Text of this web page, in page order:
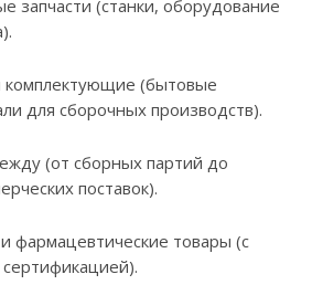
запчасти (станки, оборудование
комплектующие (бытовые
для сборочных производств).
(от сборных партий до
поставок).
фармацевтические товары (с